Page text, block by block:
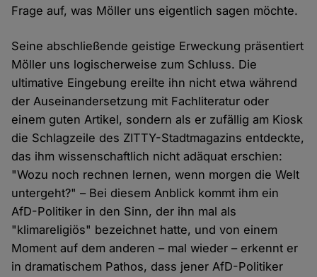
Frage auf, was Möller uns eigentlich sagen möchte.
Seine abschließende geistige Erweckung präsentiert
Möller uns logischerweise zum Schluss. Die
ultimative Eingebung ereilte ihn nicht etwa während
der Auseinandersetzung mit Fachliteratur oder
einem guten Artikel, sondern als er zufällig am Kiosk
die Schlagzeile des ZITTY-Stadtmagazins entdeckte,
das ihm wissenschaftlich nicht adäquat erschien:
"Wozu noch rechnen lernen, wenn morgen die Welt
untergeht?" – Bei diesem Anblick kommt ihm ein
AfD-Politiker in den Sinn, der ihn mal als
"klimareligiös" bezeichnet hatte, und von einem
Moment auf dem anderen – mal wieder – erkennt er
in dramatischem Pathos, dass jener AfD-Politiker